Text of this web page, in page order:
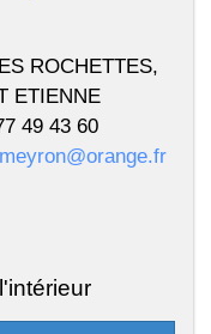
ROCHETTES,
ETIENNE
49 43 60